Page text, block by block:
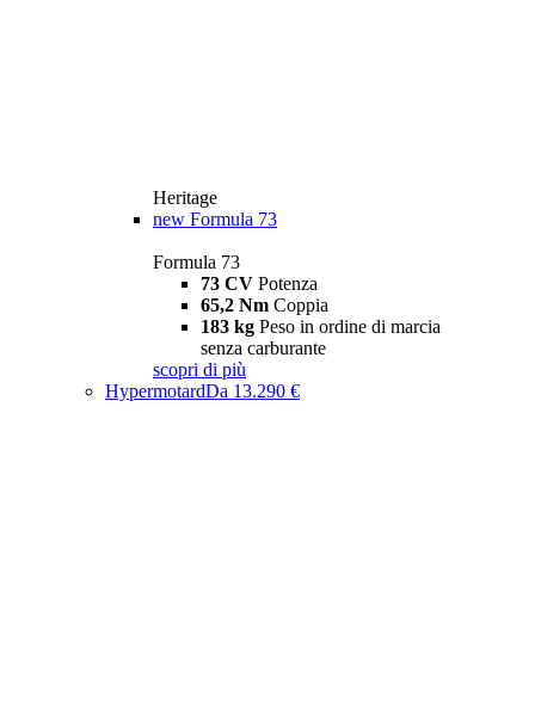
Heritage
new Formula 73
Formula 73
73 CV Potenza
65,2 Nm Coppia
183 kg Peso in ordine di marcia
senza carburante
scopri di più
HypermotardDa 13.290 €